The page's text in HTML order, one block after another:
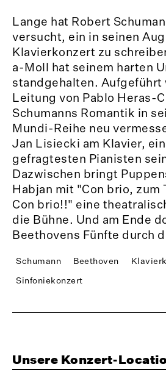
Lange hat Robert
versucht, ein in seinen
Klavierkonzert zu
a-Moll hat seinem harten
standgehalten. Aufgeführt
Leitung von Pablo Heras-
Schumanns Romantik in
Mundi-Reihe neu
Jan Lisiecki am Klavier,
gefragtesten Pianisten
Dazwischen bringt
Habjan mit "Con brio, zum
Con brio!!" eine
die Bühne. Und am Ende
Beethovens Fünfte durch
Schumann Beethoven
Sinfoniekonzert
Unsere Konzert-